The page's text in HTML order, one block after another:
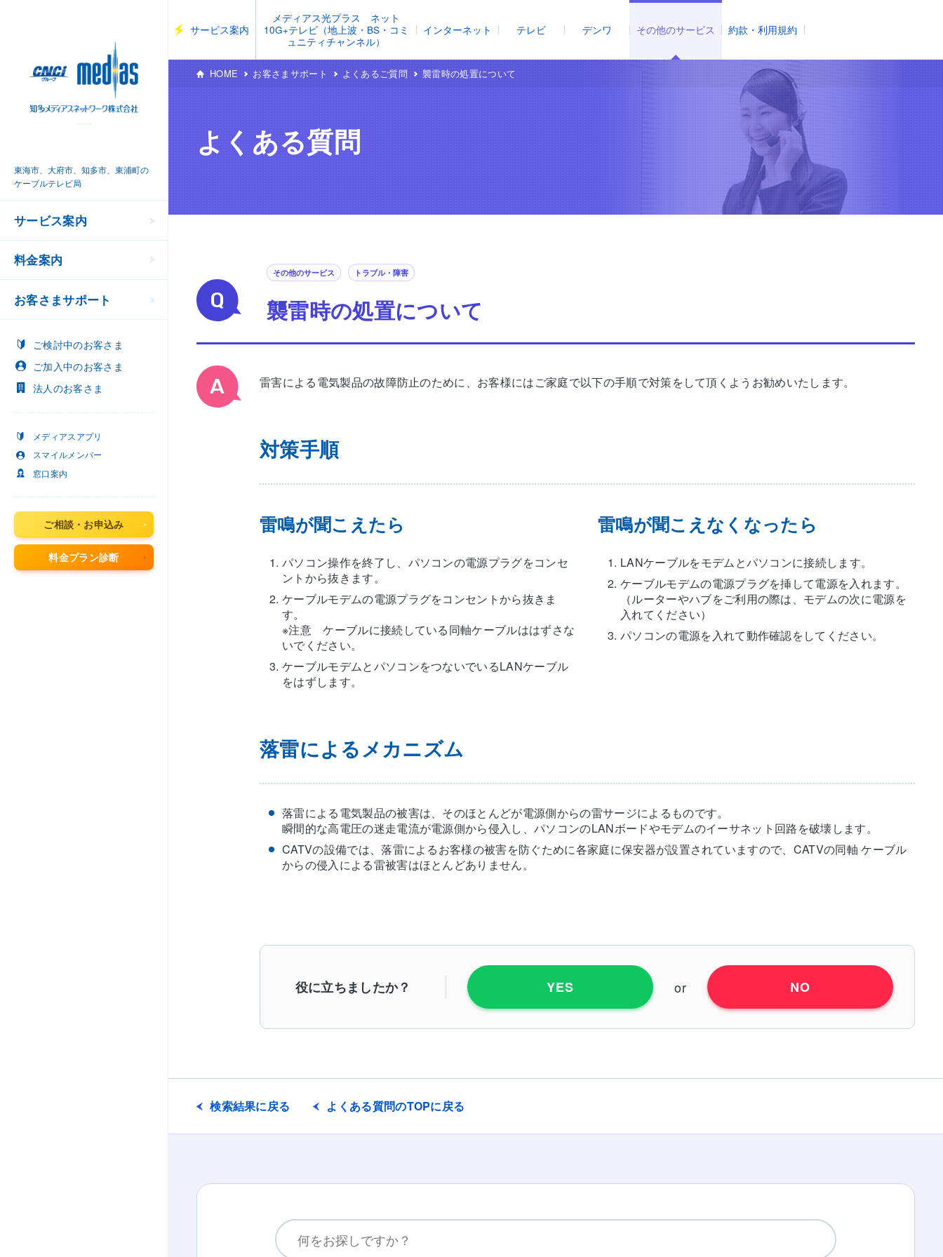
東海市、大府市、知多市、東浦町の
ケーブルテレビ局
サービス案内
料金案内
お客さまサポート
ご検討中のお客さま
ご加入中のお客さま
法人 のお客さま
メディアスアプリ
スマイルメンバー
窓口案内
ご相談・お申込み
料金プラン診断
サービス案内
メディアス光プラス ネット
10G+テレビ（地上波・BS・コミ
ュニティチャンネル）
インターネット テレビ デンワ その他のサービス 約款・利用規約
HOME お客さまサポート よくあるご質問 襲雷時の処置について
よくある質問
その他のサービス トラブル・障害
襲雷時の処置について
雷害による電気製品の故障防止のために、お客様にはご家庭で以下の手順で対策をして頂くようお勧めいたします。
対策手順
雷鳴が聞こえたら
パソコン操作を終了し、パソコンの電源プラグをコンセ
ントから抜きます。
ケーブルモデムの電源プラグをコンセントから抜きま
す。
※注意 ケーブルに接続している同軸ケーブルははずさな
いでください。
ケーブルモデムとパソコンをつないでいるLANケーブル
をはずします。
雷鳴が聞こえなくなったら
LANケーブルをモデムとパソコンに接続します。
ケーブルモデムの電源プラグを挿して電源を入れます。
（ルーターやハブをご利用の際は、モデムの次に電源を
入れてください）
パソコンの電源を入れて動作確認をしてください。
落雷によるメカニズム
落雷による電気製品の被害は、そのほとんどが電源側からの雷サージによるものです。
瞬間的な高電圧の迷走電流が電源側から侵入し、パソコンのLANボードやモデムのイーサネット回路を破壊します。
CATVの設備では、落雷によるお客様の被害を防ぐために各家庭に保安器が設置されていますので、CATVの同軸 ケーブル
からの侵入による雷被害はほとんどありません。
役に立ちましたか？ YES or NO
検索結果に戻る よくある質問のTOPに戻る